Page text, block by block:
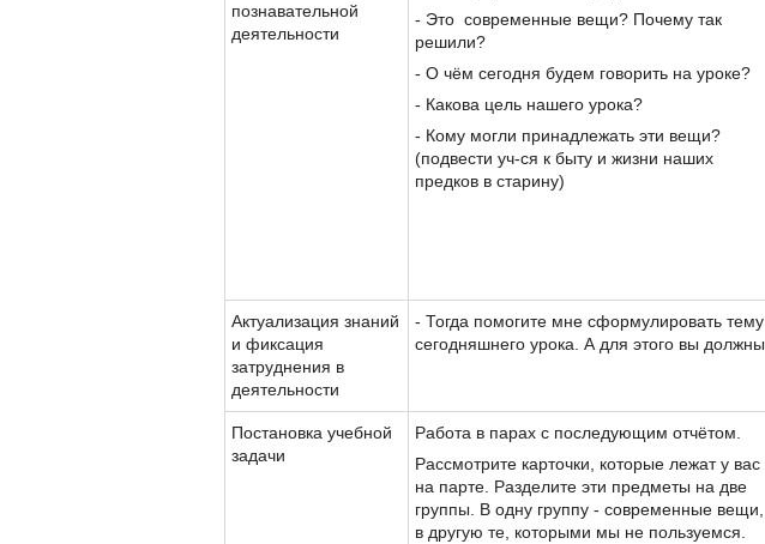
познавательной
деятельности
- Это современные вещи? Почему так
решили?
- О чём сегодня будем говорить на уроке?
- Какова цель нашего урока?
- Кому могли принадлежать эти вещи?
(подвести уч-ся к быту и жизни наших
предков в старину)
Актуализация знаний
и фиксация
затруднения в
деятельности
- Тогда помогите мне сформулировать тему
сегодняшнего урока. А для этого вы должны.
Постановка учебной
задачи
Работа в парах с последующим отчётом.
Рассмотрите карточки, которые лежат у вас
на парте. Разделите эти предметы на две
группы. В одну группу - современные вещи,
в другую те, которыми мы не пользуемся.